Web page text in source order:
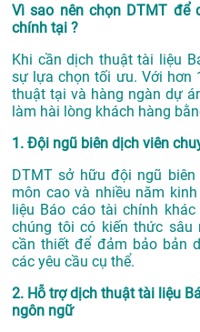
Vì sao nên chọn DTMT để
chính tại ?
Khi cần dịch thuật tài liệu
sự lựa chọn tối ưu. Với hơn
thuật tại và hàng ngàn dự
làm hài lòng khách hàng
1. Đội ngũ biên dịch viên
DTMT sở hữu đội ngũ
môn cao và nhiều năm
liệu Báo cáo tài chính
chúng tôi có kiến thức sâu
cần thiết để đảm bảo bản
các yêu cầu cụ thể.
2. Hỗ trợ dịch thuật tài liệu
ngôn ngữ